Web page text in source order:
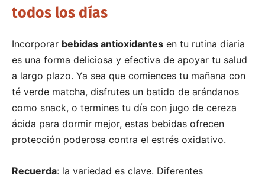
todos los días
Incorporar bebidas antioxidantes en tu rutina diaria
es una forma deliciosa y efectiva de apoyar tu salud
a largo plazo. Ya sea que comiences tu mañana con
té verde matcha, disfrutes un batido de arándanos
como snack, o termines tu día con jugo de cereza
ácida para dormir mejor, estas bebidas ofrecen
protección poderosa contra el estrés oxidativo.
Recuerda: la variedad es clave. Diferentes